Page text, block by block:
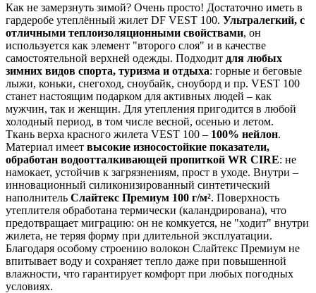
Как не замерзнуть зимой? Очень просто! Достаточно иметь в
гардеробе утеплённый жилет DF VEST 100. Ультралегкий, с
отличными теплоизоляционными свойствами, он
используется как элемент "второго слоя" и в качестве
самостоятельной верхней одежды. Подходит для любых
зимних видов спорта, туризма и отдыха: горные и беговые
лыжи, коньки, снегоход, сноубайк, сноуборд и пр. VEST 100
станет настоящим подарком для активных людей – как
мужчин, так и женщин. Для утепления пригодится в любой
холодный период, в том числе весной, осенью и летом.
Ткань верха красного жилета VEST 100 – 100% нейлон.
Материал имеет высокие износостойкие показатели,
обработан водоотталкивающей пропиткой WR CIRE: не
намокает, устойчив к загрязнениям, прост в уходе. Внутри –
инновационный силиконизированный синтетический
наполнитель Слайтекс Премиум 100 г/м². Поверхность
утеплителя обработана термически (каландрирована), что
предотвращает миграцию: он не комкуется, не "ходит" внутри
жилета, не теряя форму при длительной эксплуатации.
Благодаря особому строению волокон Слайтекс Премиум не
впитывает воду и сохраняет тепло даже при повышенной
влажности, что гарантирует комфорт при любых погодных
условиях.